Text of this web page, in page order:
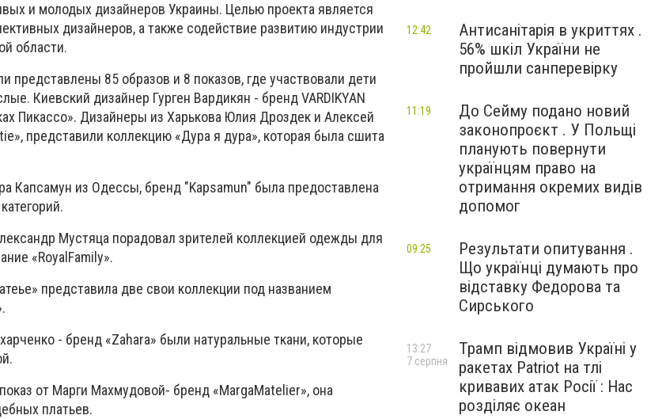
и молодых дизайнеров Украины. Целью проекта является
дизайнеров, а также содействие развитию индустрии
области.
представлены 85 образов и 8 показов, где участвовали дети
Киевский дизайнер Гурген Вардикян - бренд VARDIKYAN
Пикассо». Дизайнеры из Харькова Юлия Дроздек и Алексей
», представили коллекцию «Дура я дура», которая была сшита
Капсамун из Одессы, бренд "Kapsamun" была предоставлена
Мустяца порадовал зрителей коллекцией одежды для
«RoyalFamily».
атеье» представила две свои коллекции под названием
- бренд «Zahara» были натуральные ткани, которые
показ от Марги Махмудовой- бренд «MargaMatelier», она
платьев.
Антисанітарія в укриттях .
56% шкіл України не
пройшли санперевірку
12:42
До Сейму подано новий
законопроєкт . У Польщі
планують повернути
українцям право на
отримання окремих видів
допомог
11:19
Результати опитування .
Що українці думають про
відставку Федорова та
Сирського
09:25
Трамп відмовив Україні у
ракетах Patriot на тлі
кривавих атак Росії : Нас
розділяє океан
13:27
7 серпня